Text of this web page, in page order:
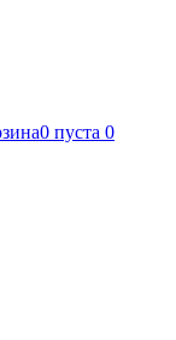
0 пуста 0